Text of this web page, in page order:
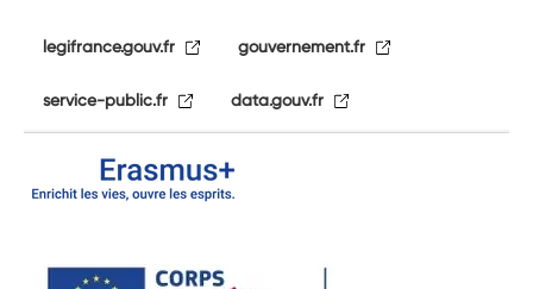
legifrance.gouv.fr gouvernement.fr
service-public.fr data.gouv.fr